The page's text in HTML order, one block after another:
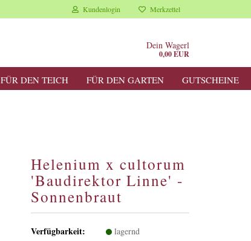
Kundenlogin Merkzettel
Dein Wagerl
0,00 EUR
FÜR DEN TEICH FÜR DEN GARTEN GUTSCHEINE
Helenium x cultorum
'Baudirektor Linne' -
Sonnenbraut
Verfügbarkeit: lagernd